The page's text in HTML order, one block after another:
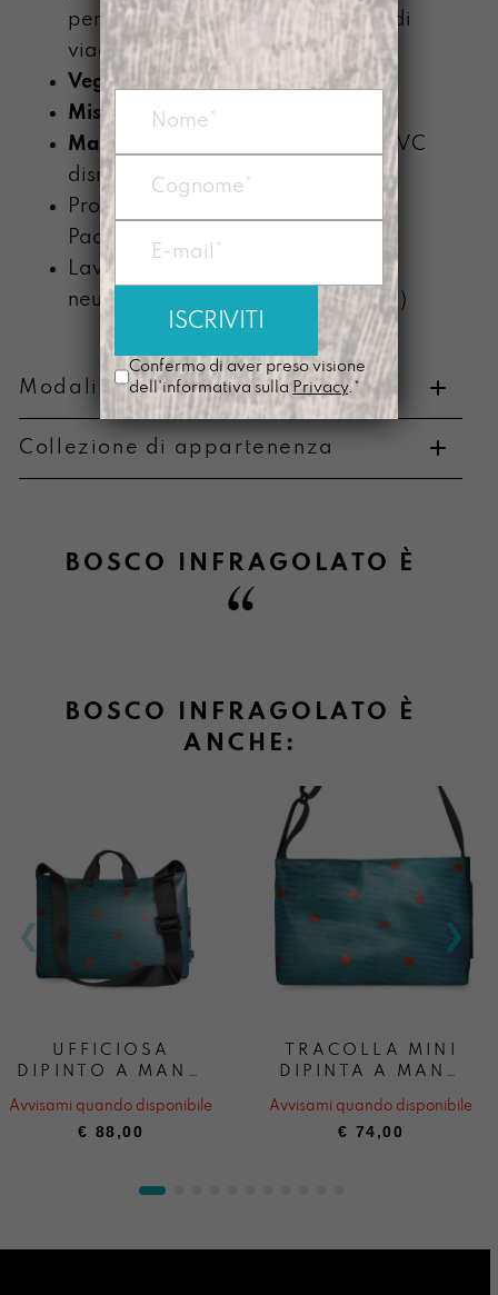
perfetto per l’amica che parla più di
viaggi che di oroscopi
Vegan
Misura:
10 X 13,7 cm (chiuso)
Materiale:
Telo impermeabile di PVC
dismesso
Prodotta nel nostro laboratorio di
Padova
Lavabile a mano con detergente
neutro (senza componente alcolica)
Modalità di pagamento e resi
Collezione di appartenenza
BOSCO INFRAGOLATO È
BOSCO INFRAGOLATO È
ANCHE:
UFFICIOSA
DIPINTO A MANO
INFRAGOLATO
Avvisami quando disponibile
€ 88,00
TRACOLLA MINI
DIPINTA A MANO
INFRAGOLATO
Avvisami quando disponibile
€ 74,00
Confermo di aver preso visione
dell'informativa sulla Privacy.*